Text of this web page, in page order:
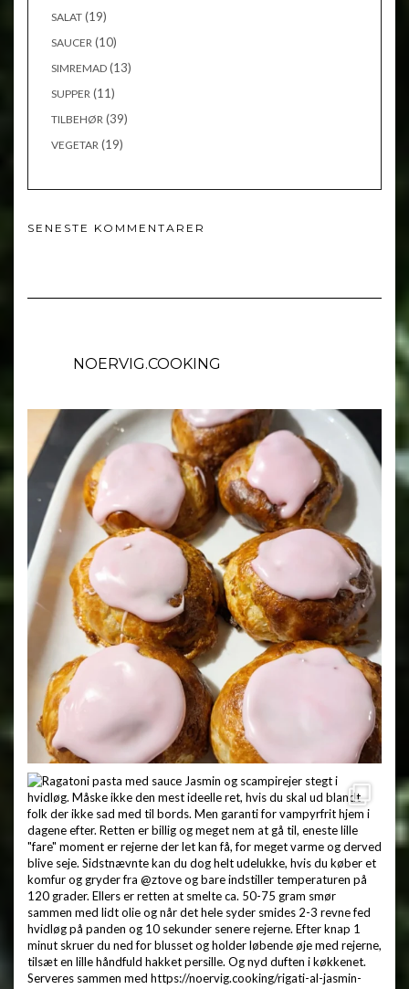
SALAT (19)
SAUCER (10)
SIMREMAD (13)
SUPPER (11)
TILBEHØR (39)
VEGETAR (19)
SENESTE KOMMENTARER
NOERVIG.COOKING